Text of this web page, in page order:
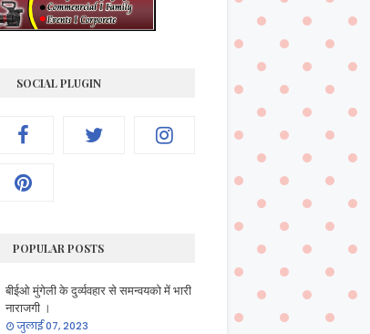
SOCIAL PLUGIN
POPULAR POSTS
बीईओ मुंगेली के दुर्व्यवहार से समन्वयको में भारी
नाराजगी ।
जुलाई 07, 2023